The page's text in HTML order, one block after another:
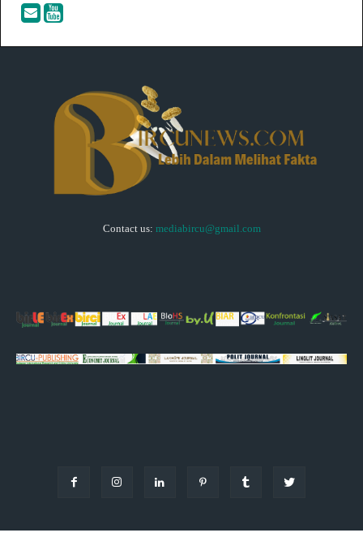
Contact us: mediabircu@gmail.com